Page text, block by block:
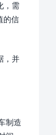
，需
的信
，并
制造